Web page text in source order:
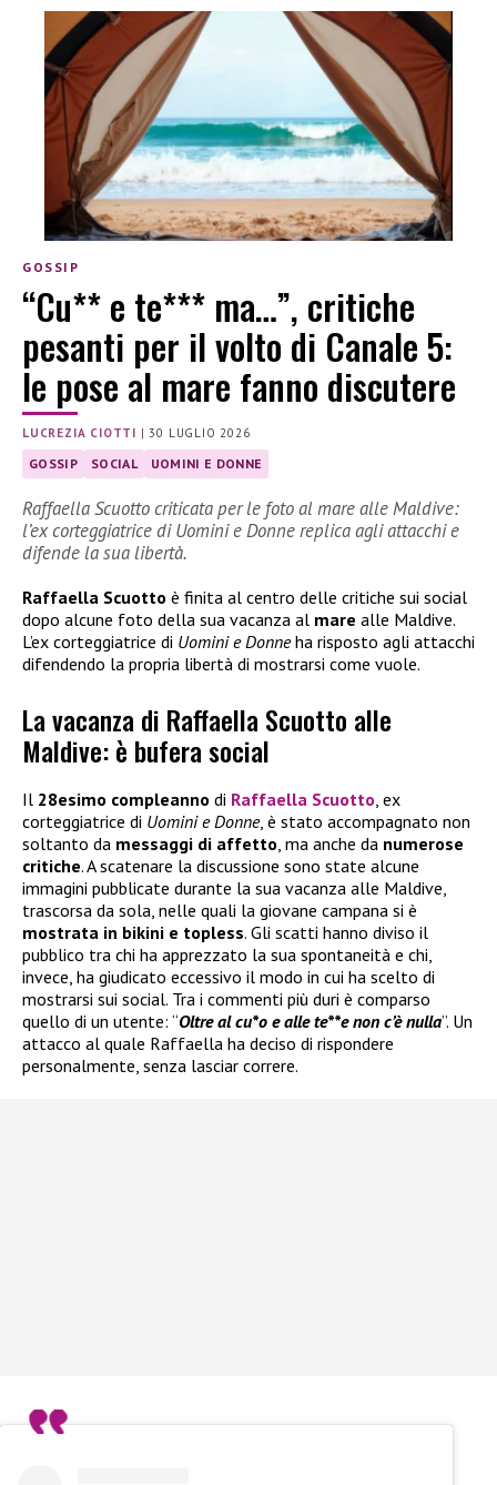
GOSSIP
“Cu** e te*** ma…”, critiche
pesanti per il volto di Canale 5:
le pose al mare fanno discutere
LUCREZIA CIOTTI |30 LUGLIO 2026
GOSSIP SOCIAL UOMINI E DONNE
Raffaella Scuotto criticata per le foto al mare alle Maldive:
l’ex corteggiatrice di Uomini e Donne replica agli attacchi e
difende la sua libertà.
Raffaella Scuotto è finita al centro delle critiche sui social
dopo alcune foto della sua vacanza al mare alle Maldive.
L’ex corteggiatrice di Uomini e Donneha risposto agli attacchi
difendendo la propria libertà di mostrarsi come vuole.
La vacanza di Raffaella Scuotto alle
Maldive: è bufera social
Il 28esimo compleanno di Raffaella Scuotto , ex
corteggiatrice di Uomini e Donne, è stato accompagnato non
soltanto da messaggi di affetto , ma anche da numerose
critiche. A scatenare la discussione sono state alcune
immagini pubblicate durante la sua vacanza alle Maldive,
trascorsa da sola, nelle quali la giovane campana si è
mostrata in bikini e topless. Gli scatti hanno diviso il
pubblico tra chi ha apprezzato la sua spontaneità e chi,
invece, ha giudicato eccessivo il modo in cui ha scelto di
mostrarsi sui social. Tra i commenti più duri è comparso
quello di un utente: “Oltre al cu*o e alle te**e non c’è nulla”. Un
attacco al quale Raffaella ha deciso di rispondere
personalmente, senza lasciar correre.